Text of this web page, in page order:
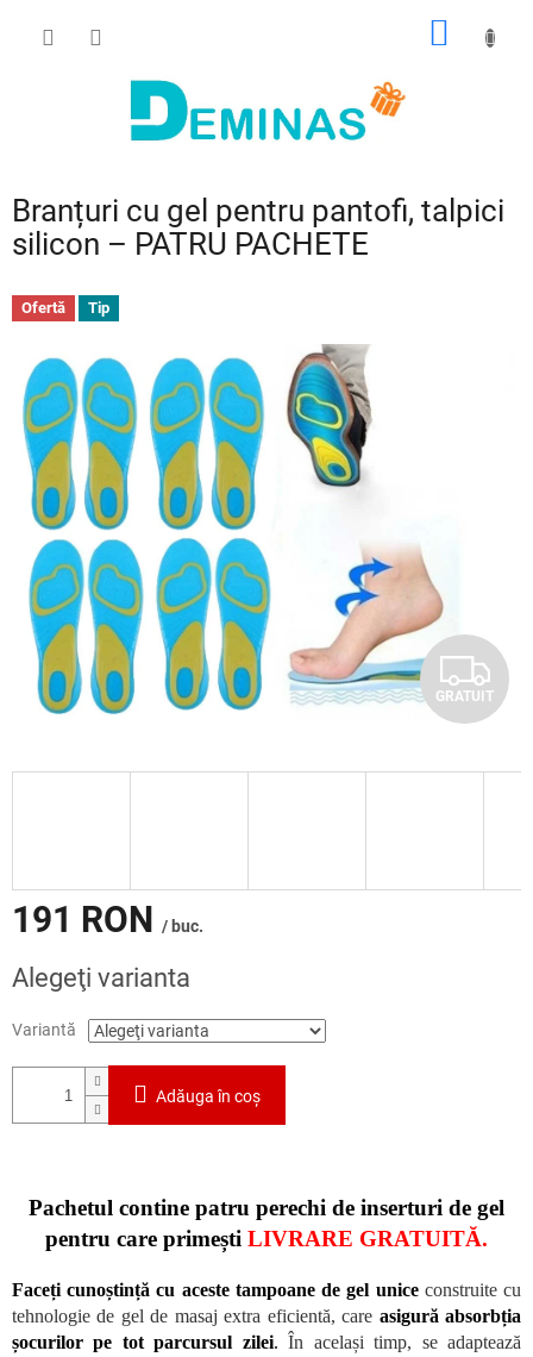
COŞ
Branțuri cu gel pentru pantofi, talpici
silicon – PATRU PACHETE
Ofertă Tip
G
R
A
GRATUIT
191 RON / buc.
preţ:
Alegeţi varianta
Variantă
Adăuga în coş
Pachetul contine patru perechi de inserturi de gel
pentru care primești LIVRARE GRATUITĂ.
Faceți cunoștință cu aceste tampoane de gel unice construite cu
tehnologie de gel de masaj extra eficientă, care asigură absorbția
șocurilor pe tot parcursul zilei. În același timp, se adaptează